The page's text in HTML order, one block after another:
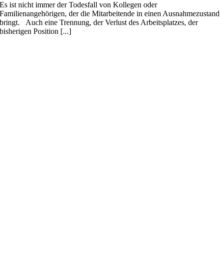
Es ist nicht immer der Todesfall von Kollegen oder
Familienangehörigen, der die Mitarbeitende in einen Ausnahmezustand
bringt. Auch eine Trennung, der Verlust des Arbeitsplatzes, der
bisherigen Position [...]